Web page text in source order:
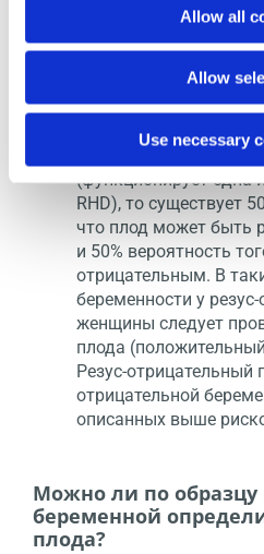
Allow all
Allow
Use necessary
независимо от того,
отрицательная, и это
беременность, ей
дополнительная
Если отец будущего
(функционирует одна
RHD), то существует
что плод может быть
и 50% вероятность
отрицательным. В
беременности у
женщины следует
плода
Резус-отрицательный
отрицательной
описанных выше
Можно ли по образцу
беременной
плода?